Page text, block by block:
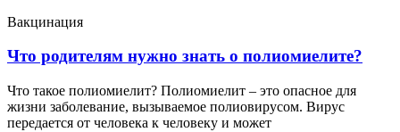
Вакцинация
Что родителям нужно знать о полиомиелите?
Что такое полиомиелит? Полиомиелит – это опасное для
жизни заболевание, вызываемое полиовирусом. Вирус
передается от человека к человеку и может